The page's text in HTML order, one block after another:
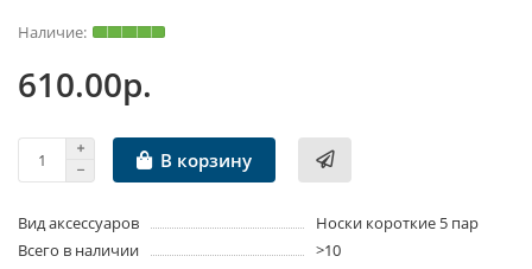
610.00р.
В корзину
Вид аксессуаров
Носки короткие 5 пар
Всего в наличии
>10